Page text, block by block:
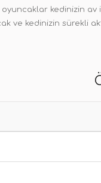
kedinizin
ve kedinizin sürekli